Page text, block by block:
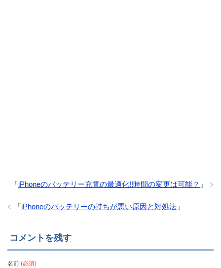
「iPhoneのバッテリー充電の最適化!!時間の変更は可能？ 」
「iPhoneのバッテリーの持ちが悪い原因と対処法 」
コメントを残す
名前 (必須)